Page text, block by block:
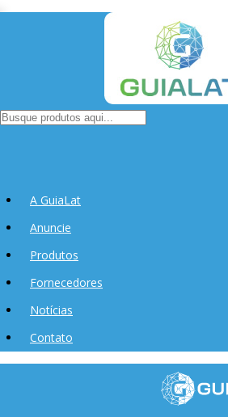
A GuiaLat
Anuncie
Produtos
Fornecedores
Notícias
Contato